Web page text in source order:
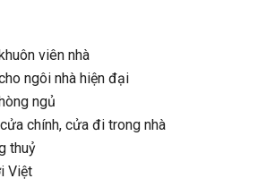
viên nhà
ngôi nhà hiện đại
ngủ
chính, cửa đi trong nhà
thuỷ
Việt